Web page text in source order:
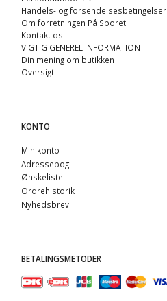
Handels- og forsendelsesbetingelser
Om forretningen På Sporet
Kontakt os
VIGTIG GENEREL INFORMATION
Din mening om butikken
Oversigt
KONTO
Min konto
Adressebog
Ønskeliste
Ordrehistorik
Nyhedsbrev
BETALINGSMETODER